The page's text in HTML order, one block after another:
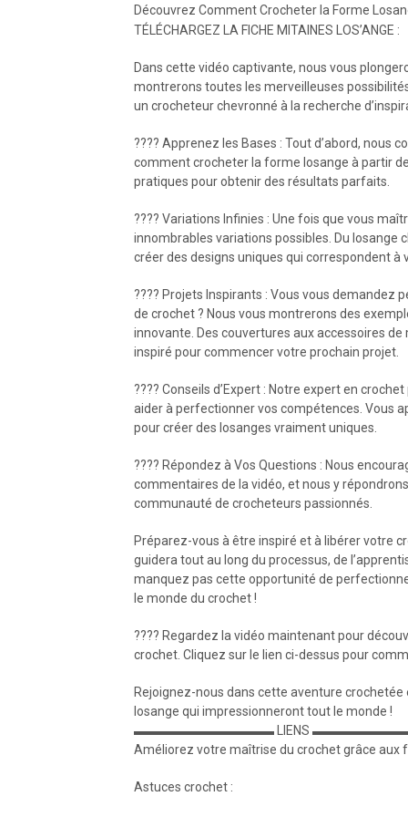
Découvrez Comment Crocheter la Forme
TÉLÉCHARGEZ LA FICHE MITAINES LOS’ANGE :
Dans cette vidéo captivante, nous vous
montrerons toutes les merveilleuses
un crocheteur chevronné à la recherche
???? Apprenez les Bases : Tout d’abord, nous
comment crocheter la forme losange à partir
pratiques pour obtenir des résultats parfaits.
???? Variations Infinies : Une fois que vous
innombrables variations possibles. Du losange
créer des designs uniques qui correspondent à
???? Projets Inspirants : Vous vous
de crochet ? Nous vous montrerons des
innovante. Des couvertures aux accessoires
inspiré pour commencer votre prochain projet.
???? Conseils d’Expert : Notre expert en
aider à perfectionner vos compétences. Vous
pour créer des losanges vraiment uniques.
???? Répondez à Vos Questions : Nous
commentaires de la vidéo, et nous y
communauté de crocheteurs passionnés.
Préparez-vous à être inspiré et à libérer votre
guidera tout au long du processus, de
manquez pas cette opportunité de
le monde du crochet !
???? Regardez la vidéo maintenant pour
crochet. Cliquez sur le lien ci-dessus pour
Rejoignez-nous dans cette aventure
losange qui impressionneront tout le monde !
▬▬▬▬▬▬▬▬▬▬▬ LIENS
Améliorez votre maîtrise du crochet grâce aux
Astuces crochet :